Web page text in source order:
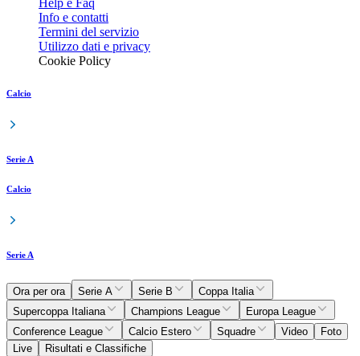
Help e Faq
Info e contatti
Termini del servizio
Utilizzo dati e privacy
Cookie Policy
Calcio
Serie A
Calcio
Serie A
Ora per ora Serie A Serie B
Coppa Italia
Supercoppa Italiana
Champions League
Europa League
Conference League
Calcio Estero Squadre Video
Foto
Live
Risultati e Classifiche